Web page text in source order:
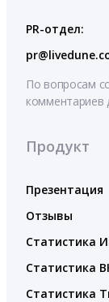
PR-отдел:
По вопросам
Продукт
Презентация
Отзывы
Статистика
Статистика
Статистика